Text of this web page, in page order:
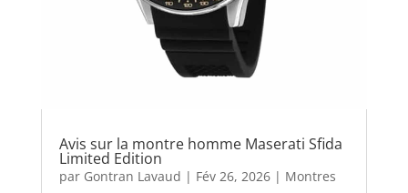
Avis sur la montre homme Maserati Sfida
Limited Edition
par Gontran Lavaud | Fév 26, 2026| Montres